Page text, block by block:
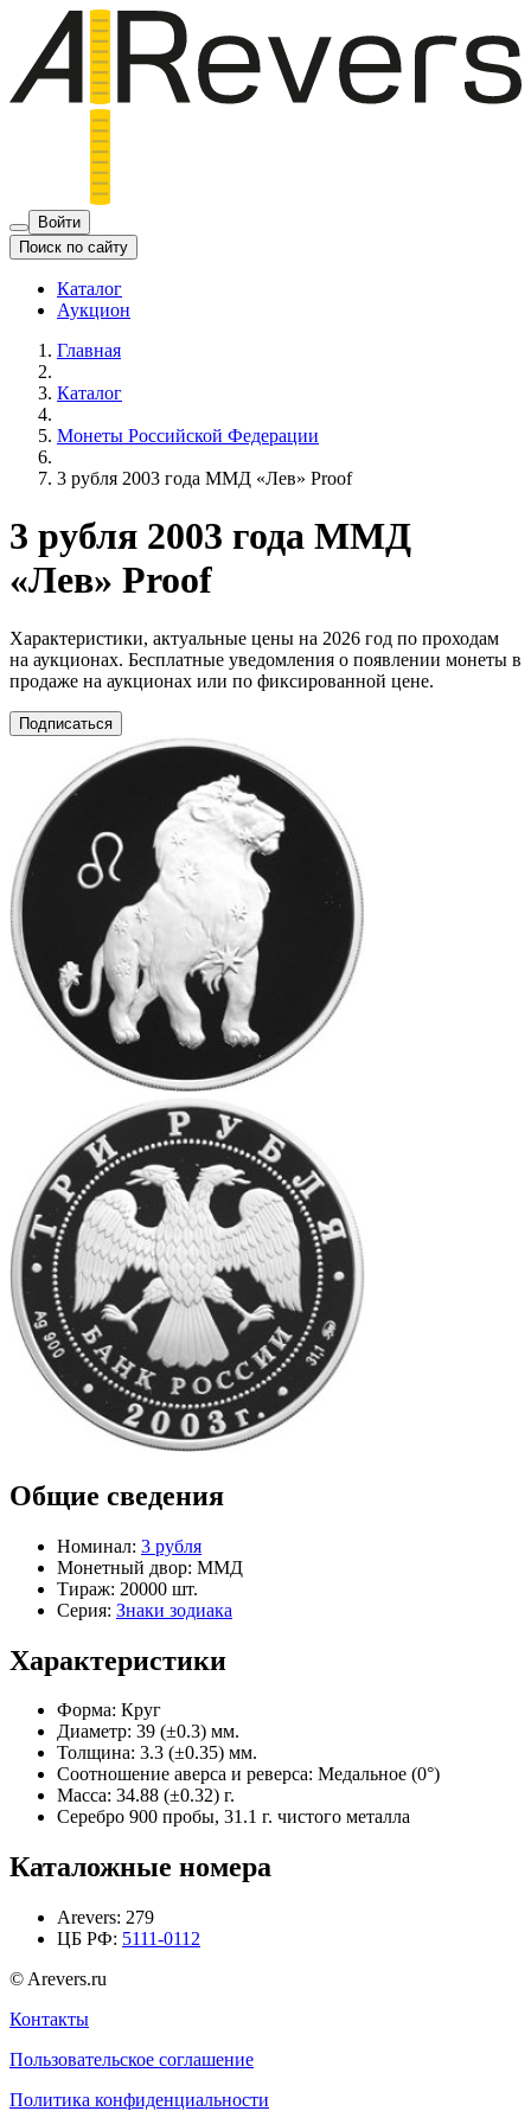
Войти
Поиск по сайту
Каталог
Аукцион
Главная
Каталог
Монеты Российской Федерации
3 рубля 2003 года ММД «Лев» Proof
3 рубля 2003 года ММД
«Лев» Proof
Характеристики, актуальные цены на 2026 год по проходам
на аукционах. Бесплатные уведомления о появлении монеты в
продаже на аукционах или по фиксированной цене.
Подписаться
Общие сведения
Номинал: 3 рубля
Монетный двор: ММД
Тираж: 20000 шт.
Серия: Знаки зодиака
Характеристики
Форма: Круг
Диаметр: 39 (±0.3) мм.
Толщина: 3.3 (±0.35) мм.
Соотношение аверса и реверса: Медальное (0°)
Масса: 34.88 (±0.32) г.
Серебро 900 пробы, 31.1 г. чистого металла
Каталожные номера
Arevers: 279
ЦБ РФ: 5111-0112
© Arevers.ru
Контакты
Пользовательское соглашение
Политика конфиденциальности